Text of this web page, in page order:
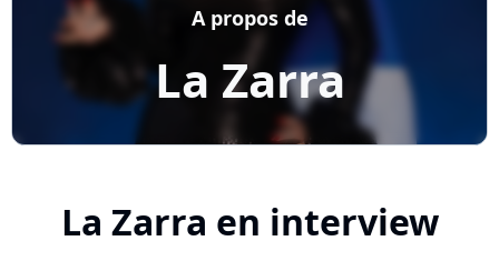
La Zarra
A propos de
La Zarra en interview